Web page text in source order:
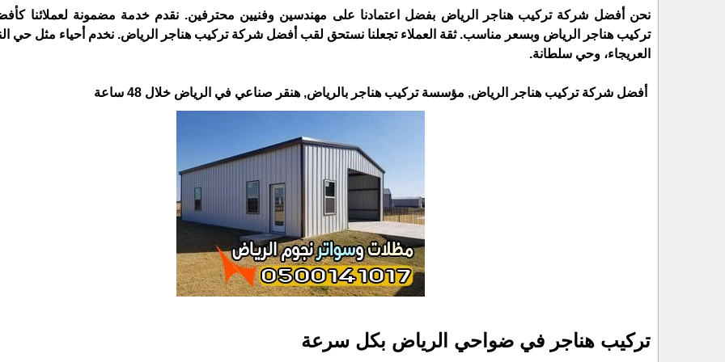
نحن أفضل شركة تركيب هناجر الرياض بفضل اعتمادنا على مهندسين وفنيين محترفين. نقدم خدمة مضمونة لعملائنا
تركيب هناجر الرياض وبسعر مناسب. ثقة العملاء تجعلنا نستحق لقب أفضل شركة تركيب هناجر الرياض. نخدم أحياء مثل حي
العريجاء، وحي سلطانة.
أفضل شركة تركيب هناجر الرياض, مؤسسة تركيب هناجر بالرياض, هنقر صناعي في الرياض خلال 48 ساعة
تركيب هناجر في ضواحي الرياض بكل سرعة